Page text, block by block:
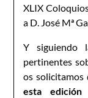
XLIX
a D. José Mª
Y siguiendo
pertinentes
os solicitamos
esta edición